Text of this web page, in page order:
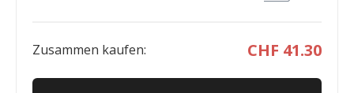
Zusammen kaufen: CHF 41.30